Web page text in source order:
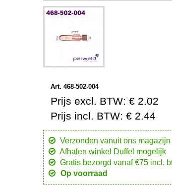
Art. 468-502-004
Prijs excl. BTW: € 2.02
Prijs incl. BTW: € 2.44
Verzonden vanuit ons
Afhalen winkel Duffel mogelijk
Gratis bezorgd vanaf €75 incl.
Op voorraad